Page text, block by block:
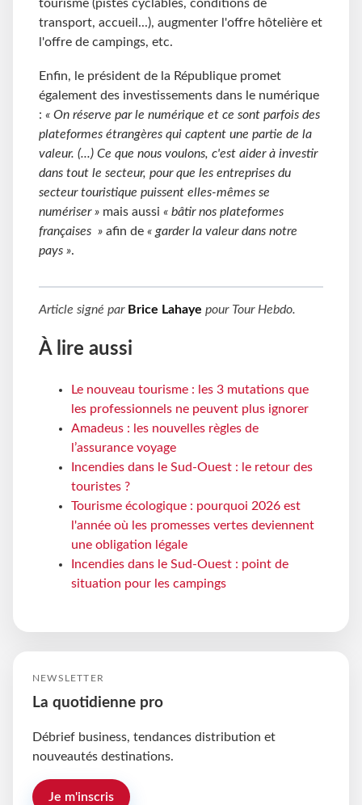
tourisme (pistes cyclables, conditions de
transport, accueil...), augmenter l'offre hôtelière et
l'offre de campings, etc.
Enfin, le président de la République promet
également des investissements dans le numérique
: « On réserve par le numérique et ce sont parfois des
plateformes étrangères qui captent une partie de la
valeur. (...) Ce que nous voulons, c'est aider à investir
dans tout le secteur, pour que les entreprises du
secteur touristique puissent elles-mêmes se
numériser » mais aussi « bâtir nos plateformes
françaises » afin de « garder la valeur dans notre
pays ».
Article signé par Brice Lahaye pour Tour Hebdo.
À lire aussi
Le nouveau tourisme : les 3 mutations que
les professionnels ne peuvent plus ignorer
Amadeus : les nouvelles règles de
l’assurance voyage
Incendies dans le Sud-Ouest : le retour des
touristes ?
Tourisme écologique : pourquoi 2026 est
l'année où les promesses vertes deviennent
une obligation légale
Incendies dans le Sud-Ouest : point de
situation pour les campings
NEWSLETTER
La quotidienne pro
Débrief business, tendances distribution et
nouveautés destinations.
Je m'inscris